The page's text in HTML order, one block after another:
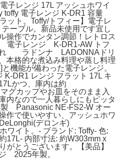
子レンジ 17L アッシュホワイ
toffy 電子レンジ K-DR1 容量
ット。Toffy/トフィー】電子レ
ーブル。新品未使用です宜し
操作でカンタン調節！レトロス
電子レンジ K-DR1-AW トフ
ラドンナ LADONNAドリ
本格的な煮込み料理や蒸し料理
機能が備わった電子レンジ。
K-DR1 レンジ フラット 17L キ
かつ、庫内は約
グカップやお皿をそのまま入
内なので一人暮らしにもピッタ
製 Panasonic NE-FS2-W オー
作で使いやすい、アッシュホワ
DeLonghi(デロンギ)
ワイト。- ブランド: Toffy- 色:
17L- 内部寸法: 約W303mm x
がとうございます。【美品】
2025年製。